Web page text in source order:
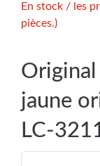
En stock / les
pièces.)
jaune
LC-